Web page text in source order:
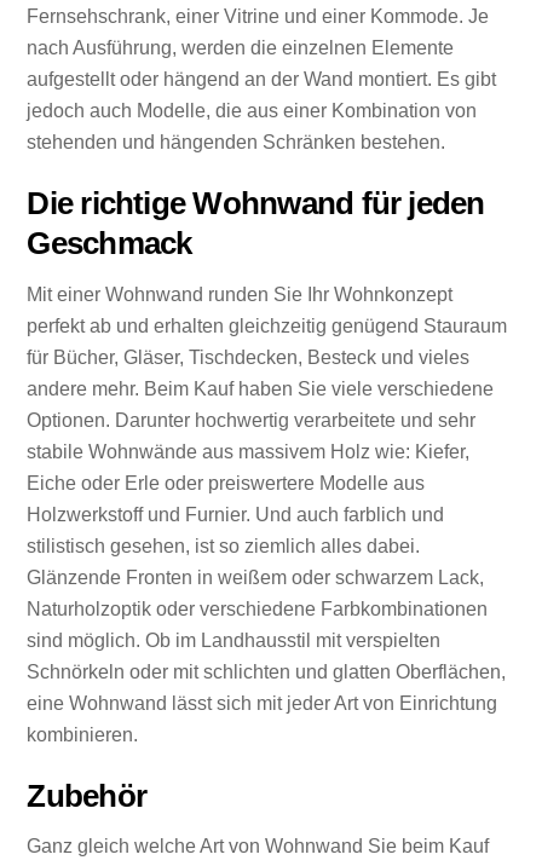
Fernsehschrank, einer Vitrine und einer Kommode. Je
nach Ausführung, werden die einzelnen Elemente
aufgestellt oder hängend an der Wand montiert. Es gibt
jedoch auch Modelle, die aus einer Kombination von
stehenden und hängenden Schränken bestehen.
Die richtige Wohnwand für jeden
Geschmack
Mit einer Wohnwand runden Sie Ihr Wohnkonzept
perfekt ab und erhalten gleichzeitig genügend Stauraum
für Bücher, Gläser, Tischdecken, Besteck und vieles
andere mehr. Beim Kauf haben Sie viele verschiedene
Optionen. Darunter hochwertig verarbeitete und sehr
stabile Wohnwände aus massivem Holz wie: Kiefer,
Eiche oder Erle oder preiswertere Modelle aus
Holzwerkstoff und Furnier. Und auch farblich und
stilistisch gesehen, ist so ziemlich alles dabei.
Glänzende Fronten in weißem oder schwarzem Lack,
Naturholzoptik oder verschiedene Farbkombinationen
sind möglich. Ob im Landhausstil mit verspielten
Schnörkeln oder mit schlichten und glatten Oberflächen,
eine Wohnwand lässt sich mit jeder Art von Einrichtung
kombinieren.
Zubehör
Ganz gleich welche Art von Wohnwand Sie beim Kauf